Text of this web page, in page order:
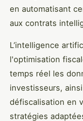
en automatisant
aux contrats
L’intelligence
l'optimisation
temps réel les
investisseurs,
défiscalisation en
stratégies